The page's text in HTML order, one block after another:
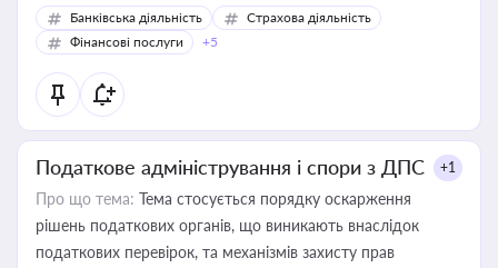
Банківська діяльність
Страхова діяльність
Фінансові послуги
+5
Податкове адміністрування і спори з ДПС +1
Про що тема: Тема стосується порядку оскарження
рішень податкових органів, що виникають внаслідок
податкових перевірок, та механізмів захисту прав